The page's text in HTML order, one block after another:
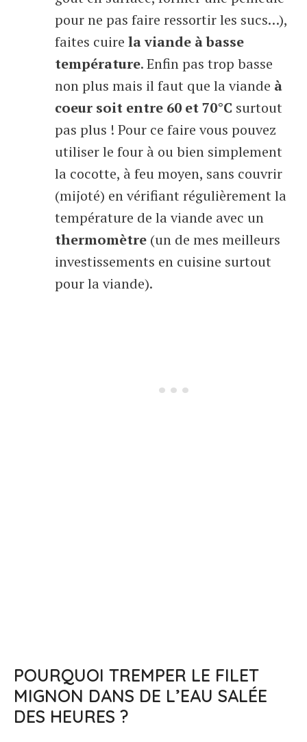
pour ne pas faire ressortir les sucs…),
faites cuire la viande à basse
température. Enfin pas trop basse
non plus mais il faut que la viande à
coeur soit entre 60 et 70°C surtout
pas plus ! Pour ce faire vous pouvez
utiliser le four à ou bien simplement
la cocotte, à feu moyen, sans couvrir
(mijoté) en vérifiant régulièrement la
température de la viande avec un
thermomètre (un de mes meilleurs
investissements en cuisine surtout
pour la viande).
POURQUOI TREMPER LE FILET
MIGNON DANS DE L’EAU SALÉE
DES HEURES ?